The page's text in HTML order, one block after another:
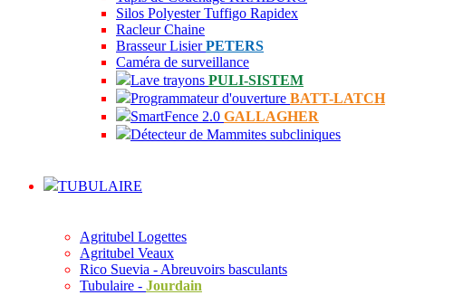
Silos Polyester Tuffigo Rapidex
Racleur Chaine
Brasseur LisierPETERS
Caméra de surveillance
Lave trayons PULI-SISTEM
Programmateur d'ouverture BATT-LATCH
SmartFence 2.0 GALLAGHER
Détecteur de Mammites subcliniques
TUBULAIRE
Agritubel Logettes
Agritubel Veaux
Rico Suevia - Abreuvoirs basculants
Tubulaire - Jourdain